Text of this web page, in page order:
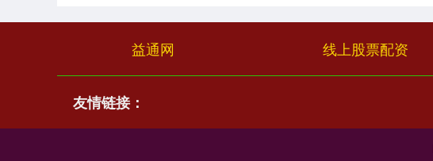
益通网 线上股票配资
友情链接：